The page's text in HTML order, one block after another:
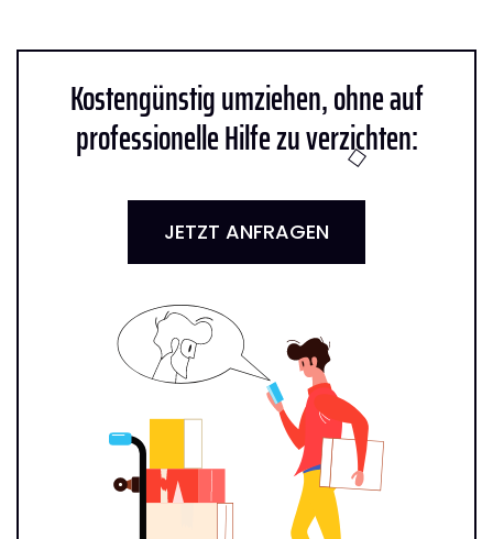
Kostengünstig umziehen, ohne auf
professionelle Hilfe zu verzichten:
JETZT ANFRAGEN